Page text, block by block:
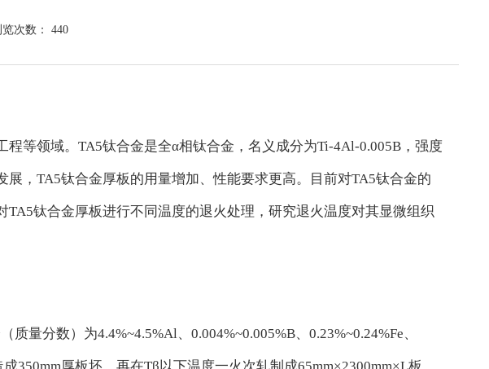
次数： 440
等领域。TA5钛合金是全α相钛合金，名义成分为Ti-4Al-0.005B，强度
，TA5钛合金厚板的用量增加、性能要求更高。目前对TA5钛合金的
钛合金厚板进行不同温度的退火处理，研究退火温度对其显微组织
量分数）为4.4%~4.5%Al、0.004%~0.005%B、0.23%~0.24%Fe、